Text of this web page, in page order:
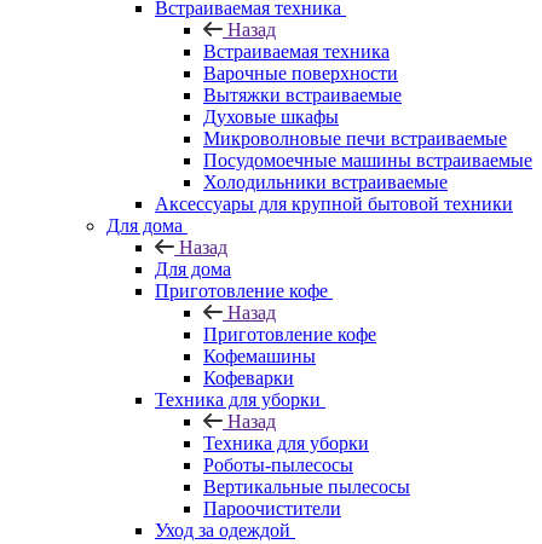
Встраиваемая техника
Назад
Встраиваемая техника
Варочные поверхности
Вытяжки встраиваемые
Духовые шкафы
Микроволновые печи встраиваемые
Посудомоечные машины встраиваемые
Холодильники встраиваемые
Аксессуары для крупной бытовой техники
Для дома
Назад
Для дома
Приготовление кофе
Назад
Приготовление кофе
Кофемашины
Кофеварки
Техника для уборки
Назад
Техника для уборки
Роботы-пылесосы
Вертикальные пылесосы
Пароочистители
Уход за одеждой